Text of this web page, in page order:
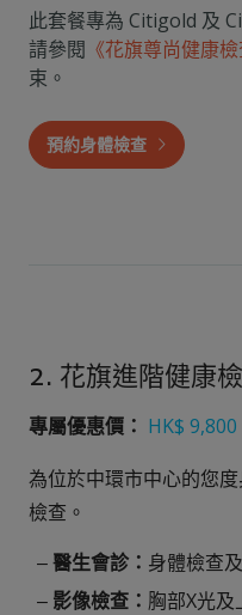
此套餐專為 Citigold 及
請參閱 《花旗尊尚健康檢
束。
預約身體檢查
2. 花旗進階健康
專屬優惠價： HK$ 9,800
為位於中環市中心的您
檢查。
醫生會診： 身體檢查
影像檢查： 胸部X光及